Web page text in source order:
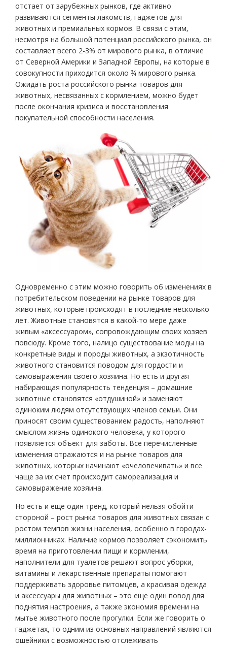
отстает от зарубежных рынков, где активно
развиваются сегменты лакомств, гаджетов для
животных и премиальных кормов. В связи с этим,
несмотря на большой потенциал российского рынка, он
составляет всего 2-3% от мирового рынка, в отличие
от Северной Америки и Западной Европы, на которые в
совокупности приходится около ¾ мирового рынка.
Ожидать роста российского рынка товаров для
животных, несвязанных с кормлением, можно будет
после окончания кризиса и восстановления
покупательной способности населения.
Одновременно с этим можно говорить об изменениях в
потребительском поведении на рынке товаров для
животных, которые происходят в последние несколько
лет. Животные становятся в какой-то мере даже
живым «аксессуаром», сопровождающим своих хозяев
повсюду. Кроме того, налицо существование моды на
конкретные виды и породы животных, а экзотичность
животного становится поводом для гордости и
самовыражения своего хозяина. Но есть и другая
набирающая популярность тенденция – домашние
животные становятся «отдушиной» и заменяют
одиноким людям отсутствующих членов семьи. Они
приносят своим существованием радость, наполняют
смыслом жизнь одинокого человека, у которого
появляется объект для заботы. Все перечисленные
изменения отражаются и на рынке товаров для
животных, которых начинают «очеловечивать» и все
чаще за их счет происходит самореализация и
самовыражение хозяина.
Но есть и еще один тренд, который нельзя обойти
стороной – рост рынка товаров для животных связан с
ростом темпов жизни населения, особенно в городах-
миллионниках. Наличие кормов позволяет сэкономить
время на приготовлении пищи и кормлении,
наполнители для туалетов решают вопрос уборки,
витамины и лекарственные препараты помогают
поддерживать здоровье питомцев, а красивая одежда
и аксессуары для животных – это еще один повод для
поднятия настроения, а также экономия времени на
мытье животного после прогулки. Если же говорить о
гаджетах, то одним из основных направлений являются
ошейники с возможностью отслеживать